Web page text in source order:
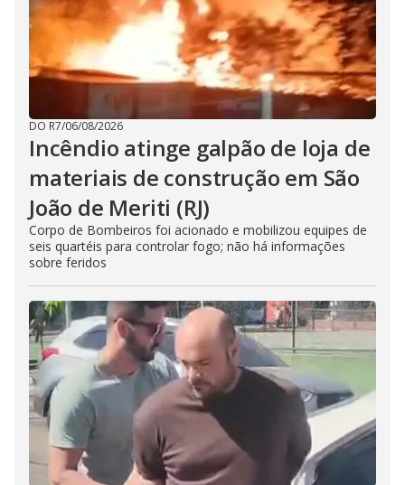
DO R7/06/08/2026
Incêndio atinge galpão de loja de
materiais de construção em São
João de Meriti (RJ)
Corpo de Bombeiros foi acionado e mobilizou equipes de
seis quartéis para controlar fogo; não há informações
sobre feridos